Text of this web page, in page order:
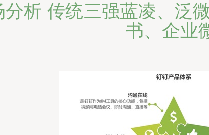
析 传统三强蓝凌、泛
书、企业